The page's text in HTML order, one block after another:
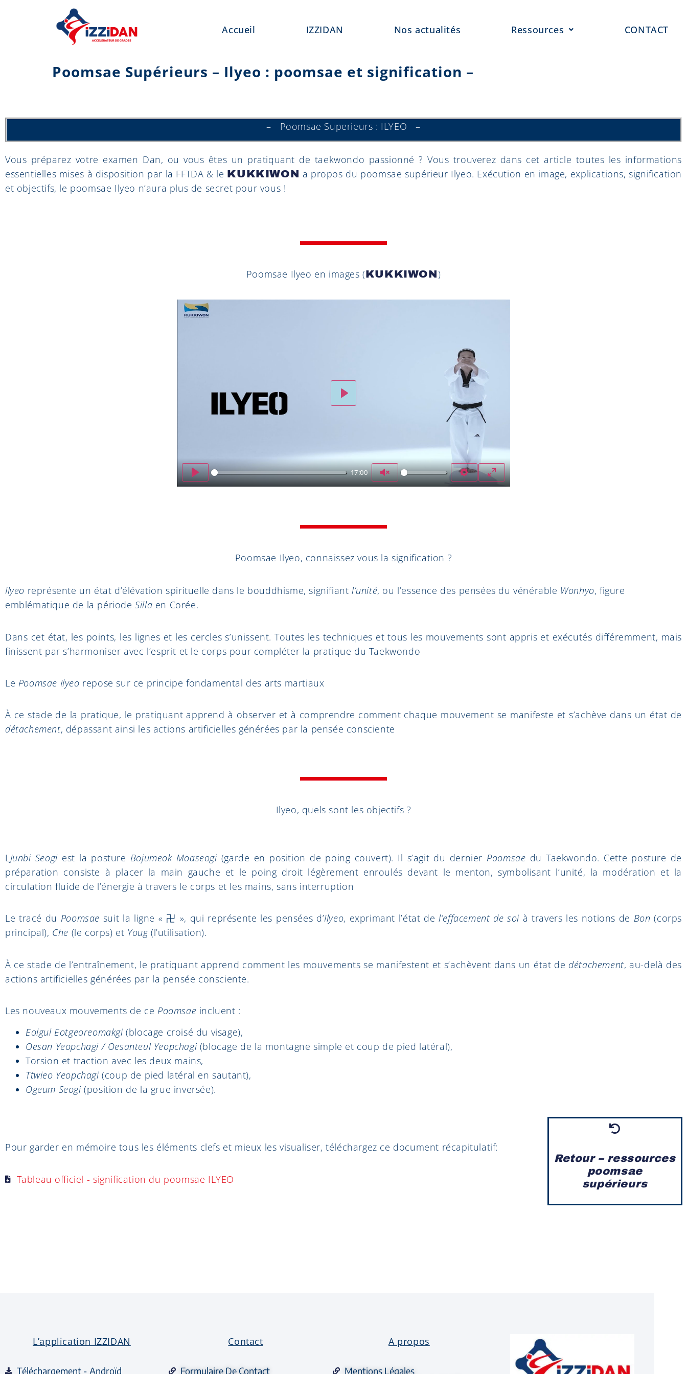
Accueil IZZIDAN Nos actualités Ressources CONTACT
Poomsae Supérieurs – Ilyeo : poomsae et signification –
– Poomsae Superieurs : ILYEO –
Vous préparez votre examen Dan, ou vous êtes un pratiquant de taekwondo passionné ? Vous trouverez dans cet article toutes les informations
essentielles mises à disposition par la FFTDA & le KUKKIWON a propos du poomsae supérieur Ilyeo. Exécution en image, explications, signification
et objectifs, le poomsae Ilyeo n’aura plus de secret pour vous !
Poomsae Ilyeo en images (KUKKIWON)
Play
17:00
Unmute SettingsEnter fullscreen
Play
Poomsae Ilyeo, connaissez vous la signification ?
Ilyeo représente un état d’élévation spirituelle dans le bouddhisme, signifiantl’unité, ou l’essence des pensées du vénérable Wonhyo, figure
emblématique de la périodeSilla en Corée.
Dans cet état, les points, les lignes et les cercles s’unissent. Toutes les techniques et tous les mouvements sont appris et exécutés différemment, mais
finissent par s’harmoniser avec l’esprit et le corps pour compléter la pratique du Taekwondo
Le Poomsae Ilyeo repose sur ce principe fondamental des arts martiaux
À ce stade de la pratique, le pratiquant apprend à observer et à comprendre comment chaque mouvement se manifeste et s’achève dans un état de
détachement, dépassant ainsi les actions artificielles générées par la pensée consciente
Ilyeo, quels sont les objectifs ?
L Junbi Seogi est la posture Bojumeok Moaseogi (garde en position de poing couvert). Il s’agit du dernier Poomsae du Taekwondo. Cette posture de
préparation consiste à placer la main gauche et le poing droit légèrement enroulés devant le menton, symbolisant l’unité, la modération et la
circulation fluide de l’énergie à travers le corps et les mains, sans interruption
Le tracé du Poomsae suit la ligne « 卍 », qui représente les pensées d’Ilyeo, exprimant l’état del’effacement de soi à travers les notions de Bon(corps
principal), Che (le corps) et Youg(l’utilisation).
À ce stade de l’entraînement, le pratiquant apprend comment les mouvements se manifestent et s’achèvent dans un état de détachement, au-delà des
actions artificielles générées par la pensée consciente.
Les nouveaux mouvements de ce Poomsae incluent :
Eolgul Eotgeoreomakgi(blocage croisé du visage),
Oesan Yeopchagi / Oesanteul Yeopchagi (blocage de la montagne simple et coup de pied latéral),
Torsion et traction avec les deux mains,
Ttwieo Yeopchagi(coup de pied latéral en sautant),
Ogeum Seogi(position de la grue inversée).
Pour garder en mémoire tous les éléments clefs et mieux les visualiser, téléchargez ce document récapitulatif:
Tableau officiel - signification du poomsae ILYEO
Retour – ressources
poomsae
supérieurs
L’application IZZIDAN
Téléchargement - Androïd
Contact
Formulaire De Contact
A propos
Mentions Légales